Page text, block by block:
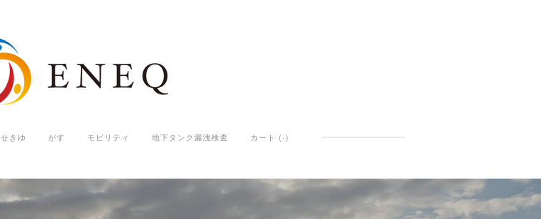
せきゆ がす モビリティ 地下タンク漏洩検査 カート ( -)